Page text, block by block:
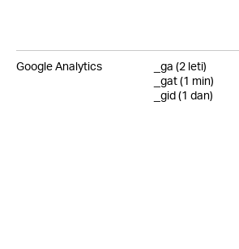
Google Analytics
_ga (2 leti)
_gat (1 min)
_gid (1 dan)